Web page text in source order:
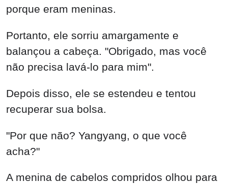
porque eram meninas.
Portanto, ele sorriu amargamente e
balançou a cabeça. "Obrigado, mas você
não precisa lavá-lo para mim".
Depois disso, ele se estendeu e tentou
recuperar sua bolsa.
"Por que não? Yangyang, o que você
acha?"
A menina de cabelos compridos olhou para